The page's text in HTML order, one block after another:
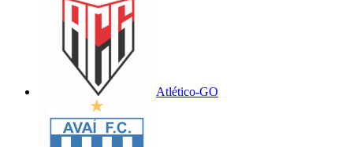
Atlético-GO